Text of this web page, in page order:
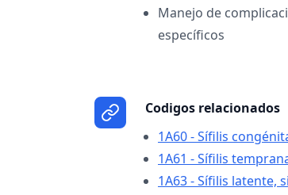
Manejo de
específicos
Codigos relacionados
1A60 - Sífilis
1A61 - Sífilis
1A63 - Sífilis latente,